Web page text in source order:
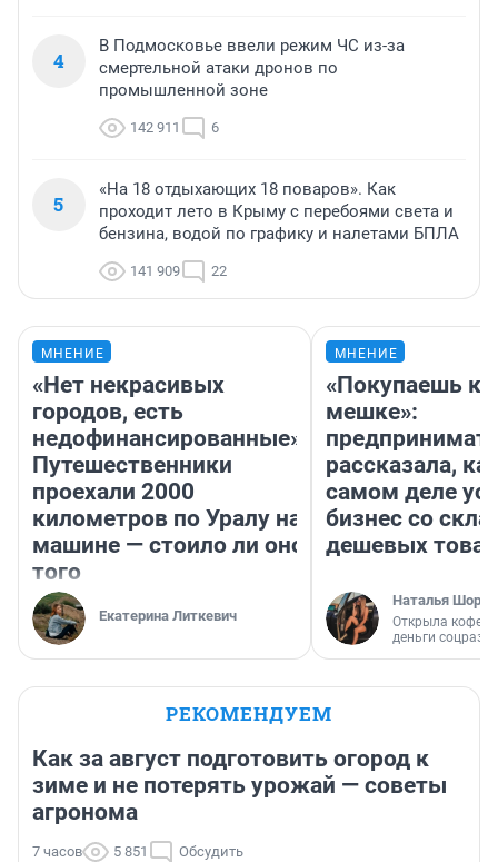
4
В Подмосковье ввели режим ЧС из-за
смертельной атаки дронов по
промышленной зоне
142 911 6
5
«На 18 отдыхающих 18 поваров». Как
проходит лето в Крыму с перебоями света и
бензина, водой по графику и налетами БПЛА
141 909 22
МНЕНИЕ
«Нет некрасивых
городов, есть
недофинансированные».
Путешественники
проехали 2000
километров по Уралу на
машине — стоило ли оно
того
Екатерина Литкевич
МНЕНИЕ
«Покупаешь
мешке»:
рассказала,
самом деле
бизнес со
дешевых
Наталья
Открыла
деньги
РЕКОМЕНДУЕМ
Как за август подготовить огород к
зиме и не потерять урожай — советы
агронома
7 часов 5 851 Обсудить